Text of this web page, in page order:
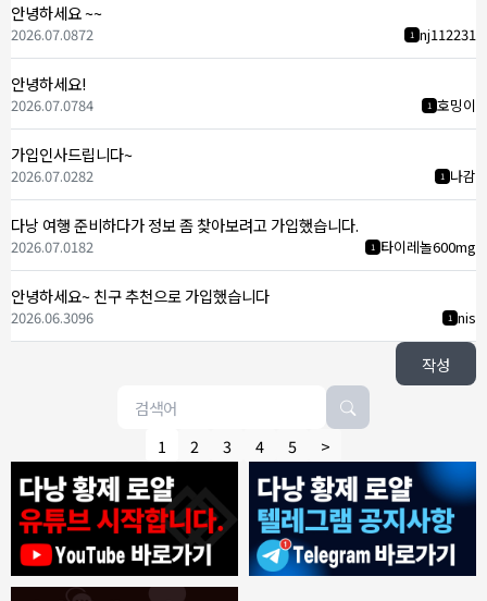
안녕하세요 ~~
1 nj112231
2026.07.0872
안녕하세요!
1 호밍이
2026.07.0784
가입인사드립니다~
1 나감
2026.07.0282
다낭 여행 준비하다가 정보 좀 찾아보려고 가입했습니다.
1 타이레놀600mg
2026.07.0182
안녕하세요~ 친구 추천으로 가입했습니다
1 nis
2026.06.3096
작성
1 2 3 4 5 >